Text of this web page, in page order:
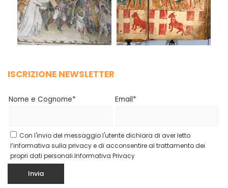
ISCRIZIONE NEWSLETTER
Nome e Cognome* Email*
Con l'invio del messaggio l'utente dichiara di aver letto
l’informativa sulla privacy e di acconsentire al trattamento dei
propri dati personali.Informativa Privacy